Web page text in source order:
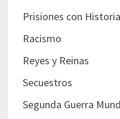
Prisiones con Historia
Racismo
Reyes y Reinas
Secuestros
Segunda Guerra